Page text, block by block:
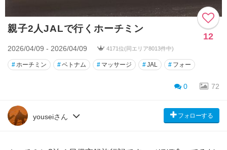
親子2人JALで行くホーチミン
12
2026/04/09 - 2026/04/09 4171位(同エリア8013件中)
#ホーチミン #ベトナム # マッサージ #JAL # フォー
0 72
youseiさん フォローする